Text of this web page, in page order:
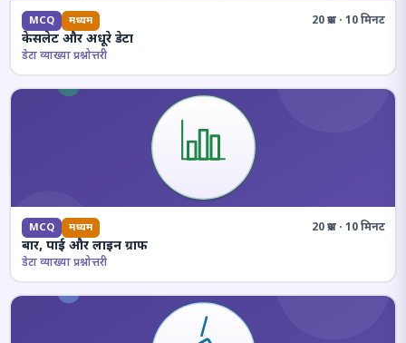
MCQ मध्यम 20 प्रश्न · 10 मिनट
केसलेट और अधूरे डेटा
डेटा व्याख्या प्रश्नोत्तरी
MCQ मध्यम 20 प्रश्न · 10 मिनट
बार, पाई और लाइन ग्राफ
डेटा व्याख्या प्रश्नोत्तरी